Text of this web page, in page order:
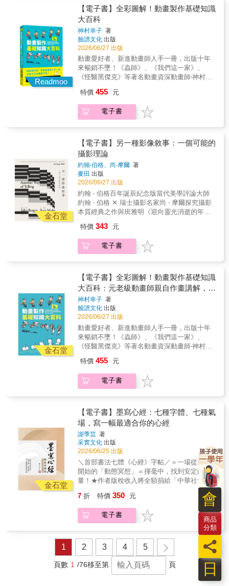
在」之間的呼應與回應。」──《The Arts
Fuse》創辦人Bill Marx「動人且發人深省……
約翰與伊夫輕快地航行於各種成規與正統之
外……《輪到你了》原本是伯格父子在打桌球
時彼此喊出的話語，而能在他們的書信中看到
同樣緊密而激烈的你來我往，實在令人愉
悅。」──《The Art Newspaper》「令人難
忘……繪畫──以及書寫繪畫──都成為對具體而
鮮活之物的頌揚。」──《The Millions》
／詩人【專文推薦】 江灝／人文社科譯者、編
輯吳俞萱／詩人林志明／國立台北教育大學藝
設系教授徐明瀚／電影與藝術評論人郭力昕／
影像文化評論者陳佳琦／攝影及影像史研究者
謝佩霓／藝評家、策展人 「父子乒乓正手、
反拍，一如伯格與讀者的長年智性聯誼賽，又
能『輪到我們了』。Fortunate man.」──江灝
／人文社科譯者、編輯 「藝術史在這對父子筆
空間。親密而可怕的洞見，觸及生命的太過龐
子用畫對話，讓我們看見這位視覺文化的說書
巨人，與其藝術家兒子，兩人在日常中，如此
一貫地實踐著本真的「藝術觀賞之道。」──陳
佳琦／攝影及影像史研究者／「《輪到你了》
是一帖安靜的解藥，足以對抗絕望……即便只
是其中一頁，也能帶來傾聽與凝視的理性，以
及一種不急於給答案、而是提出提問的慈悲。
父與子之間的愛，本身就是一種庇護。」
──《衛報》「伊夫・伯格邀請讀者進入一個父
與子的親密世界……充滿異想天開、玩樂與沉
思──這是對兩位作者對藝術和彼此之愛的見
證。」──《柯克斯評論》「這 種來回對話流露
法解答的問題，例如約翰所提出的觀點：繪畫
是『對不可見之物的回收』。……約翰．伯格
並未撰寫傳 記，因此《輪到你了》這本書的價
Fuse》創辦人Bill Marx「動人且發人深省……
約翰與伊夫輕快地航行於各種成規與正統之
外……《輪到你了》原本是伯格父子在打桌球
時彼此喊出的話語，而能在他們的書信中看到
同樣緊密而激烈的你來我往，實在令人愉
悅。」──《The Art Newspaper》「令人難
忘……繪畫──以及書寫繪畫──都成為對具體而
鮮活之物的頌揚。」──《The Millions》
素描技法非常引人入勝。——知名部落格Lines
and Colors
言？什麼是照片？照片意謂什麼？影像如何生
成，又如何使用、詮釋？影像與文字間有何關
聯？圖說是理解之必要，還是對想像力的扼
殺？為何不含文字說明的照片，猶能令人感動
莫名？我們能否捨棄文字，純然以影像思考、
敘事？ 全書以文佐圖，為攝影提出另一種
獨特的敘事法則：尚．摩爾以自身拍攝經驗，
書寫其身為攝影家之反思。一張照片，便是一
處「相遇之所」，身在其中的攝影者、被攝
者、觀看者，環環相扣。這般循環往復的連結
特攝影敘事取徑。約翰．伯格接著進一步提出
一則關於攝影的理論，比較攝影與繪畫間的差
異，詳論照片的觀看方式。 接著則是兩人
字說明的照片串接而成，透過連續影像呈現，
訴說一位農婦的生命故事。最終則試圖歸結該
連續生命影像卷軸的終極敘事意義。一連串照
片，其意義不在紀實，不發隻字片語，只有純
然影像：它們訴說生命的故事，誘發記憶與回
想。 攝影敘事之道，由此而生。「非凡無
比，引導性與原創力十足優異。」──文化批評
家 愛德華 ‧ 薩依德（Edward W. Said）
厚實而靜謐，但不用懷疑它蘊含的火花與光
彩。」──攝影家 張照堂 「本書可以是一位
攝影工作者對其工作實踐的反思紀錄；一位藝
術史家對攝影理論的初步探勘；一場嘗試廢棄
文字說明，僅用影像訴說故事的大膽實驗；以
及一本向山區勞動者的堅毅果敢反覆致意的著
作。」──譯者 張世倫★約翰 ‧ 伯格百年誕辰紀
念－新書預告★約翰 ‧ 伯格 ✕ 蘇珊 ‧ 桑塔
格 一張圓桌，兩張椅子，三段對話敘事 ‧ 書信 ‧
攝影，見證兩位大師相互輝映的思想對談經典
延續 敬請期待
Readmoo
【電子書】全彩圖解！動畫製作基礎知識
大百科
神村幸子 著
臉譜文化 出版
2026/06/27 出版
動畫愛好者、新進動畫師人手一冊，出版十年
來暢銷不墜！《蟲師》、《我們這一家》、
《怪醫黑傑克》等著名動畫資深動畫師‧神村幸
典動畫製作入行書，以親切的說明、豐富的圖
解及範例，廣受業界及學界喜愛。前半部「動
畫製作」以圖解方式說明從企畫、角色設計、
紹給讀者。有趣又再現動畫製作現場、工作人
員對話的情境圖，也讓讀者像是跟著作者的腳
步親臨現場，從新手到成熟階段都像擁有一名
大前輩在前引導與解惑。也收錄動畫業界最新
技術及用語，「數位作畫」及「動畫用語」單
元、律表、Layout用紙、傳票等影印放大即可
使用的範本，與日本動畫業界無縫接軌！
特價 455 元
電子書
金石堂
【電子書】另一種影像敘事：一個可能的
攝影理論
約翰‧伯格、尚‧摩爾 著
麥田 出版
2026/06/27 出版
約翰 ‧ 伯格百年誕辰紀念版當代美學評論大師
約翰 ‧ 伯格 ✕ 瑞士攝影名家尚 ‧ 摩爾探究攝影
本質經典之作與班雅明《迎向靈光消逝的年
當代影像思考鉅著▌攝影家張照堂──鄭重推薦
取理論為架構、擷影像為觸媒，延續華特 ‧ 班
雅明、羅蘭 ‧ 巴特、蘇珊 ‧ 桑塔格的影像思考傳
言？什麼是照片？照片意謂什麼？影像如何生
成，又如何使用、詮釋？影像與文字間有何關
聯？圖說是理解之必要，還是對想像力的扼
殺？為何不含文字說明的照片，猶能令人感動
莫名？我們能否捨棄文字，純然以影像思考、
敘事？ 全書以文佐圖，為攝影提出另一種
獨特的敘事法則：尚．摩爾以自身拍攝經驗，
書寫其身為攝影家之反思。一張照片，便是一
處「相遇之所」，身在其中的攝影者、被攝
者、觀看者，環環相扣。這般循環往復的連結
特攝影敘事取徑。約翰．伯格接著進一步提出
一則關於攝影的理論，比較攝影與繪畫間的差
異，詳論照片的觀看方式。 接著則是兩人
字說明的照片串接而成，透過連續影像呈現，
訴說一位農婦的生命故事。最終則試圖歸結該
連續生命影像卷軸的終極敘事意義。一連串照
片，其意義不在紀實，不發隻字片語，只有純
然影像：它們訴說生命的故事，誘發記憶與回
想。 攝影敘事之道，由此而生。「非凡無
比，引導性與原創力十足優異。」──文化批評
家 愛德華 ‧ 薩依德（Edward W. Said）
「在眾聲喧嘩的現今出版品中，這本書獨特、
厚實而靜謐，但不用懷疑它蘊含的火花與光
彩。」──攝影家 張照堂 「本書可以是一位
攝影工作者對其工作實踐的反思紀錄；一位藝
術史家對攝影理論的初步探勘；一場嘗試廢棄
文字說明，僅用影像訴說故事的大膽實驗；以
及一本向山區勞動者的堅毅果敢反覆致意的著
作。」──譯者 張世倫★約翰 ‧ 伯格百年誕辰紀
念－新書預告★約翰 ‧ 伯格 ✕ 蘇珊 ‧ 桑塔
格 一張圓桌，兩張椅子，三段對話敘事 ‧ 書信 ‧
攝影，見證兩位大師相互輝映的思想對談經典
特價 343 元
電子書
金石堂
【電子書】全彩圖解！動畫製作基礎知識
大百科：元老級動畫師親自作畫講解，制
作流程、數位作畫到專業用語全方位入行
攻略
神村幸子 著
臉譜文化 出版
2026/06/27 出版
動畫愛好者、新進動畫師人手一冊，出版十年
來暢銷不墜！《蟲師》、《我們這一家》、
《怪醫黑傑克》等著名動畫資深動畫師‧神村幸
典動畫製作入行書，以親切的說明、豐富的圖
解及範例，廣受業界及學界喜愛。前半部「動
畫製作」以圖解方式說明從企畫、角色設計、
紹給讀者。有趣又再現動畫製作現場、工作人
員對話的情境圖，也讓讀者像是跟著作者的腳
步親臨現場，從新手到成熟階段都像擁有一名
大前輩在前引導與解惑。也收錄動畫業界最新
技術及用語，「數位作畫」及「動畫用語」單
元、律表、Layout用紙、傳票等影印放大即可
使用的範本，與日本動畫業界無縫接軌！
特價 455 元
電子書
金石堂
【電子書】墨寫心經：七種字體、七種氣
場，寫一幅最適合你的心經
謝季芸 著
采實文化 出版
2026/06/25 出版
＼首部書法七體《心經》字帖／＝一場從筆墨
開始的「動態冥想」＝揮毫中，找到安定的力
量！★作者版稅收入將全額捐給「中華社會福
利聯合勸募協會」抄寫《心經》是現代許多人
靜心的方式，大多以硬筆為主；毛筆更能實踐
「動態冥想」，練出品味與心境。在一筆一畫
之間，自然放慢步調，透過《心經》的260字，
找回身心合一的書寫節奏，讓每一筆落紙，都
成為一次內在的洗滌。►七種字體、七種氣場
和氣質，寫一幅最適合你的心經書壇名家謝季
芸老師親自示範七種字體，讓不同性格的人，
都能找到最自在的書寫頻率──大篆：圓勁渾樸
小篆：秀麗挺拔隸書：古拙討喜行書：雍容自
在楷書：方圓規矩草書：快意酣暢標草：易寫
7 折 特價 350 元
電子書
1 2 3 4 5
頁數 1 /76移至第 頁 日
員
商品
分類
會